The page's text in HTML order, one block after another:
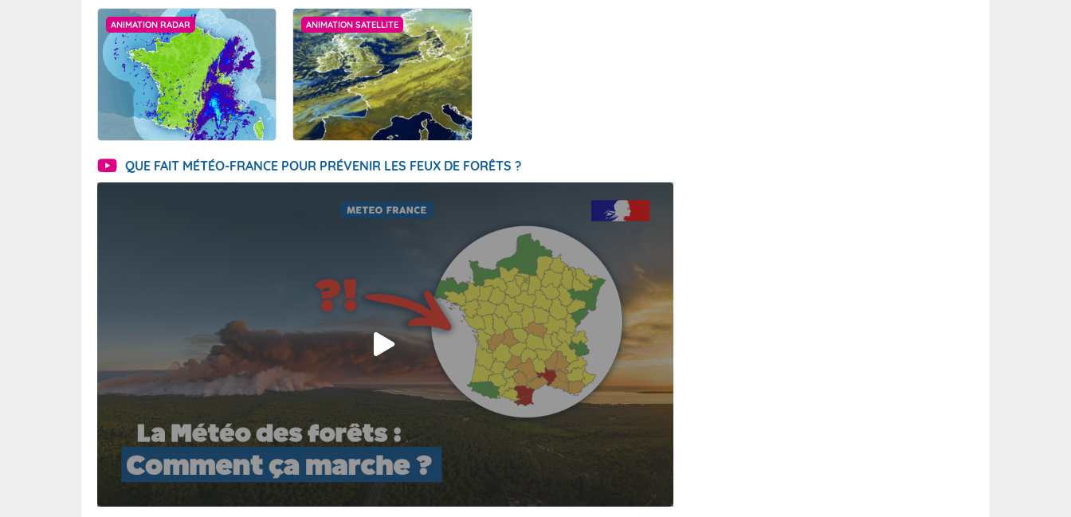
ANIMATION RADAR ANIMATION SATELLITE
QUE FAIT MÉTÉO-FRANCE POUR PRÉVENIR LES FEUX DE FORÊTS ?